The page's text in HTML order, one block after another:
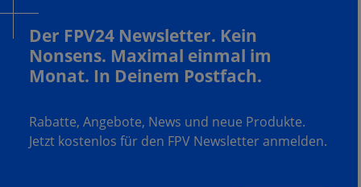
Der FPV24 Newsletter. Kein
Nonsens. Maximal einmal im
Monat. In Deinem Postfach.
Rabatte, Angebote, News und neue Produkte.
Jetzt kostenlos für den FPV Newsletter anmelden.